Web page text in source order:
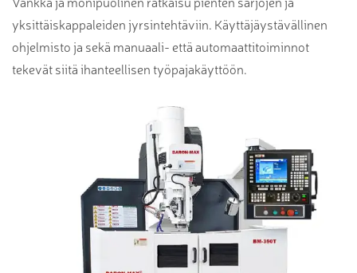
yksittäiskappaleiden jyrsintehtäviin. Käyttäjäystävällinen
ohjelmisto ja sekä manuaali- että automaattitoiminnot
tekevät siitä ihanteellisen työpajakäyttöön.